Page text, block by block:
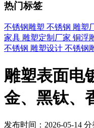
热门标签
不锈钢雕塑 不锈钢 雕塑
家具 雕塑定制厂家 铜浮
不锈钢 雕塑设计 不锈钢
雕塑表面电
金、黑钛、
发布时间：2026-05-14 分